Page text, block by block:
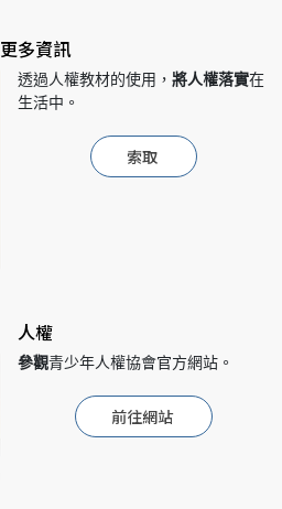
更多資訊
透過人權教材的使用， 將人權落實在
生活中。
索取
人權
參觀青少年人權協會官方網站。
前往網站